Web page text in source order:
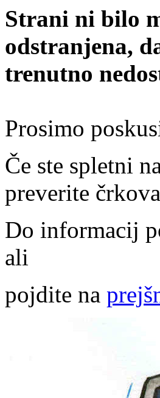
Strani ni bilo
odstranjena,
trenutno
Prosimo
Če ste spletni
preverite
Do informacij
ali
pojdite na